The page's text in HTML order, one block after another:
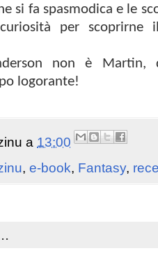
si fa spasmodica e le
per scoprirne
non è Martin,
logorante!
a 13:00
, e-book, Fantasy,